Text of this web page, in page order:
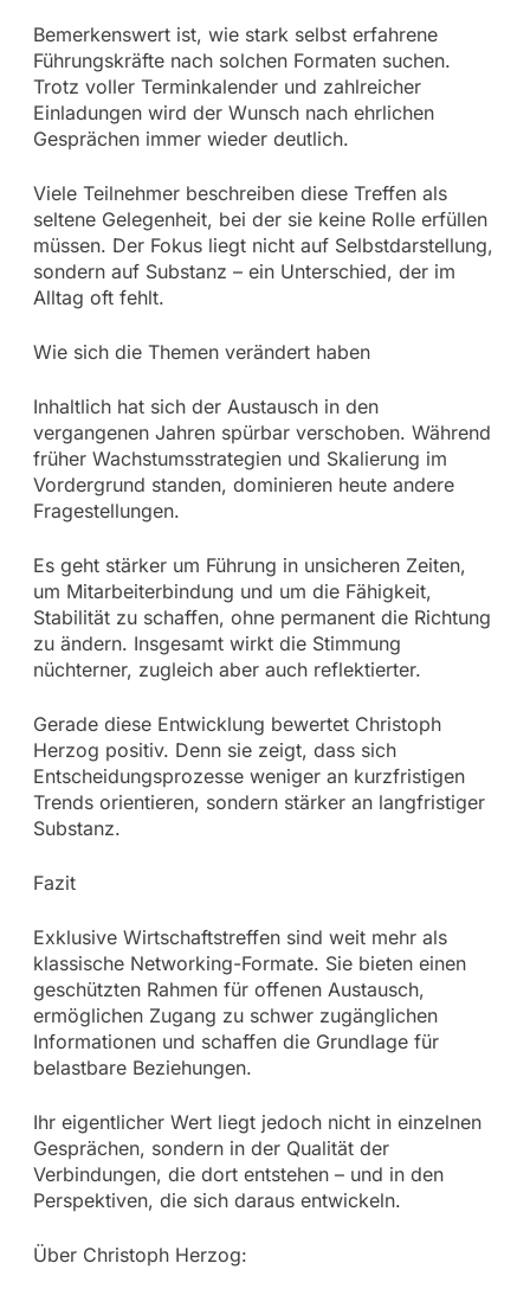
Bemerkenswert ist, wie stark selbst erfahrene
Führungskräfte nach solchen Formaten suchen.
Trotz voller Terminkalender und zahlreicher
Einladungen wird der Wunsch nach ehrlichen
Gesprächen immer wieder deutlich.
Viele Teilnehmer beschreiben diese Treffen als
seltene Gelegenheit, bei der sie keine Rolle erfüllen
müssen. Der Fokus liegt nicht auf Selbstdarstellung,
sondern auf Substanz – ein Unterschied, der im
Alltag oft fehlt.
Wie sich die Themen verändert haben
Inhaltlich hat sich der Austausch in den
vergangenen Jahren spürbar verschoben. Während
früher Wachstumsstrategien und Skalierung im
Vordergrund standen, dominieren heute andere
Fragestellungen.
Es geht stärker um Führung in unsicheren Zeiten,
um Mitarbeiterbindung und um die Fähigkeit,
Stabilität zu schaffen, ohne permanent die Richtung
zu ändern. Insgesamt wirkt die Stimmung
nüchterner, zugleich aber auch reflektierter.
Gerade diese Entwicklung bewertet Christoph
Herzog positiv. Denn sie zeigt, dass sich
Entscheidungsprozesse weniger an kurzfristigen
Trends orientieren, sondern stärker an langfristiger
Substanz.
Fazit
Exklusive Wirtschaftstreffen sind weit mehr als
klassische Networking-Formate. Sie bieten einen
geschützten Rahmen für offenen Austausch,
ermöglichen Zugang zu schwer zugänglichen
Informationen und schaffen die Grundlage für
belastbare Beziehungen.
Ihr eigentlicher Wert liegt jedoch nicht in einzelnen
Gesprächen, sondern in der Qualität der
Verbindungen, die dort entstehen – und in den
Perspektiven, die sich daraus entwickeln.
Über Christoph Herzog: